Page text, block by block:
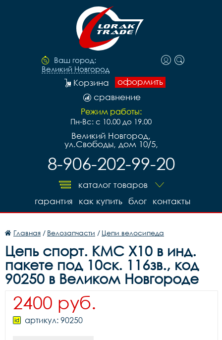
Ваш город:
Великий Новгород
оформить
Корзина
сравнение
Режим работы:
Пн-Вс: с 10.00 до 19.00
Великий Новгород,
ул.Свободы, дом 10/5,
8-906-202-99-20
каталог товаров
контакты
блог
как купить
гарантия
Главная / Велозапчасти / Цепи велосипеда
Цепь cпорт. КМС X10 в инд.
пакете под 10ск. 116зв., код
90250 в Великом Новгороде
2400 руб.
артикул: 90250